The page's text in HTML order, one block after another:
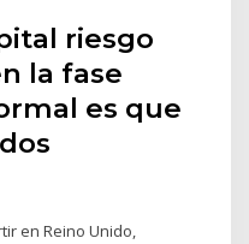
riesgo
la fase
es que
en Reino Unido,